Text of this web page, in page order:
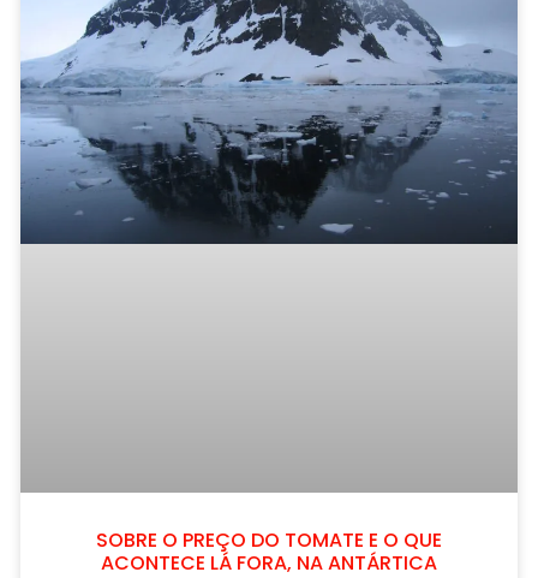
SOBRE O PREÇO DO TOMATE E O QUE
ACONTECE LÁ FORA, NA ANTÁRTICA